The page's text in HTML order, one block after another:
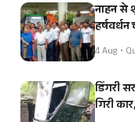
नाहन से
4 Aug •
डिंगरी
गिरी